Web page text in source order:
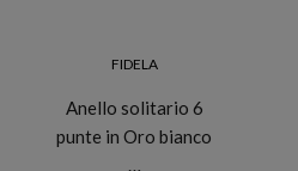
FIDELA
Anello solitario 6
punte in Oro bianco
…